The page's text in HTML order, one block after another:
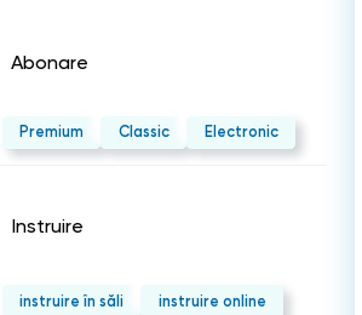
Abonare
Premium Classic Electronic
Instruire
instruire în săli instruire online